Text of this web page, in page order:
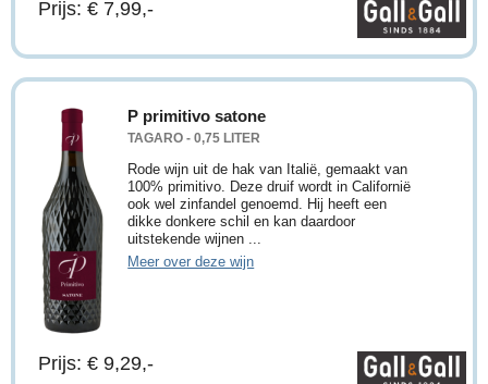
Prijs: € 7,99,-
P primitivo satone
TAGARO - 0,75 LITER
Rode wijn uit de hak van Italië, gemaakt van
100% primitivo. Deze druif wordt in Californië
ook wel zinfandel genoemd. Hij heeft een
dikke donkere schil en kan daardoor
uitstekende wijnen ...
Meer over deze wijn
Prijs: € 9,29,-